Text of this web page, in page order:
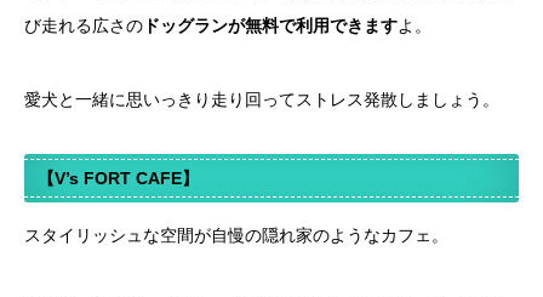
び走れる広さの ドッグランが無料で利用できますよ。
愛犬と一緒に思いっきり走り回ってストレス発散しましょう。
【V’s FORT CAFE】
スタイリッシュな空間が自慢の隠れ家のようなカフェ。